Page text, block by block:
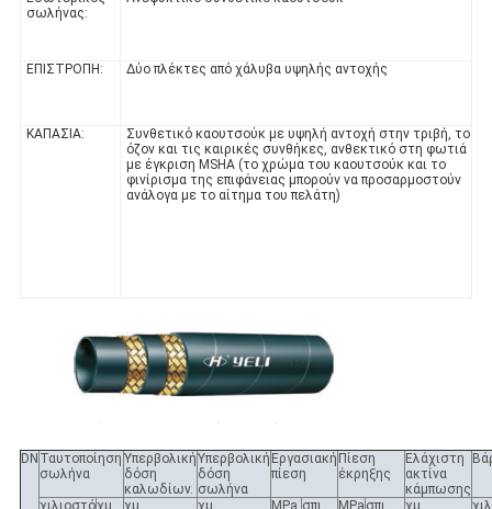
σωλήνας:
ΕΠΙΣΤΡΟΠΗ: Δύο πλέκτες από χάλυβα υψηλής αντοχής
ΚΑΠΑΣΙΑ:
Συνθετικό καουτσούκ με υψηλή αντοχή στην τριβή, το
όζον και τις καιρικές συνθήκες, ανθεκτικό στη φωτιά
με έγκριση MSHA (το χρώμα του καουτσούκ και το
φινίρισμα της επιφάνειας μπορούν να προσαρμοστούν
ανάλογα με το αίτημα του πελάτη)
DN Ταυτοποίηση
σωλήνα
Υπερβολική
δόση
καλωδίων.
Υπερβολική
δόση
σωλήνα
Εργασιακή
πίεση
Πίεση
έκρηξης
Ελάχιστη
ακτίνα
κάμπωσης
χιλιοστόχμ χμ χμ MPa σπι MPa σπι χμ